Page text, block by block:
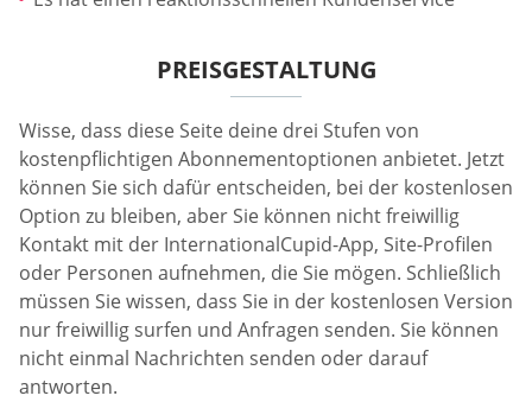
PREISGESTALTUNG
Wisse, dass diese Seite deine drei Stufen von
kostenpflichtigen Abonnementoptionen anbietet. Jetzt
können Sie sich dafür entscheiden, bei der kostenlosen
Option zu bleiben, aber Sie können nicht freiwillig
Kontakt mit der InternationalCupid-App, Site-Profilen
oder Personen aufnehmen, die Sie mögen. Schließlich
müssen Sie wissen, dass Sie in der kostenlosen Version
nur freiwillig surfen und Anfragen senden. Sie können
nicht einmal Nachrichten senden oder darauf
antworten.